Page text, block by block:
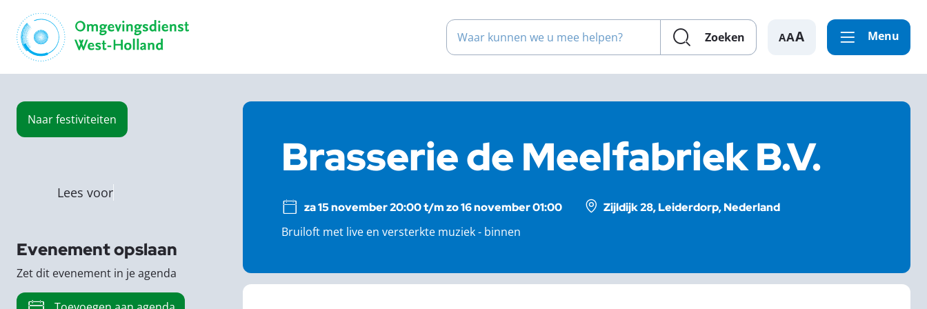
Waar kunnen we u mee helpen?
Zoeken A Menu
Naarfestiviteiten
Brasserie de Meelfabriek B.V.
za 15 november 20:00 t/m zo 16 november 01:00
Zijldijk 28, Leiderdorp, Nederland
Bruiloft met live en versterkte muziek - binnen
Lees voor
Evenement opslaan
Zet dit evenement in je agenda